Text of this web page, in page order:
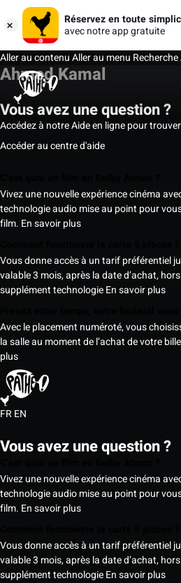
Réservez en toute
avec notre app gratuite
Aller au contenuAller au menu Recherche
Ahmed Kamal
Vous avez une question ?
Accédez à notre Aide en ligne pour
Accéder au centre d'aide
Vivez une nouvelle expérience cinéma
technologie audio mise au point pour
film. En savoir plus
Vous donne accès à un tarif préférentiel
valable 3 mois, après la date d’achat,
supplément technologieEn savoir plus
Avec le placement numéroté, vous
la salle au moment de l’achat de votre
plus
FREN
Vous avez une question ?
Vivez une nouvelle expérience cinéma
technologie audio mise au point pour
film. En savoir plus
Vous donne accès à un tarif préférentiel
valable 3 mois, après la date d’achat,
supplément technologieEn savoir plus